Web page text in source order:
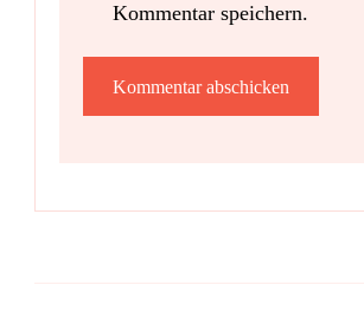
Kommentar speichern.